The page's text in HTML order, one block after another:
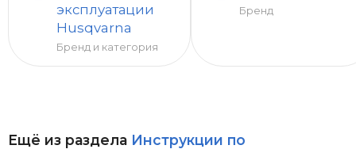
эксплуатации
Husqvarna
Бренд и категория
Бренд
Ещё из раздела Инструкции по